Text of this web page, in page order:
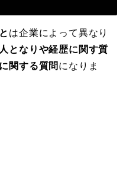
は企業によって異なり
となりや経歴に関す質
関する質問 になりま